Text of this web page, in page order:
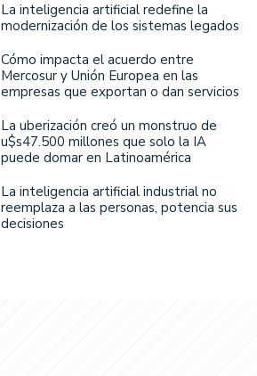
La inteligencia artificial redefine la
modernización de los sistemas legados
Cómo impacta el acuerdo entre
Mercosur y Unión Europea en las
empresas que exportan o dan servicios
La uberización creó un monstruo de
u$s47.500 millones que solo la IA
puede domar en Latinoamérica
La inteligencia artificial industrial no
reemplaza a las personas, potencia sus
decisiones